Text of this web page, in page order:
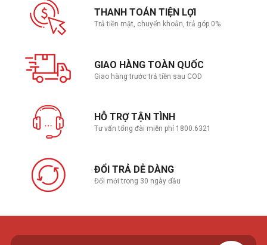
THANH TOÁN TIỆN LỢI
Trả tiền mặt, chuyển khoản, trả góp 0%
GIAO HÀNG TOÀN QUỐC
Giao hàng trước trả tiền sau COD
HỖ TRỢ TẬN TÌNH
Tư vấn tổng đài miễn phí 1800.6321
ĐỔI TRẢ DỄ DÀNG
Đổi mới trong 30 ngày đầu